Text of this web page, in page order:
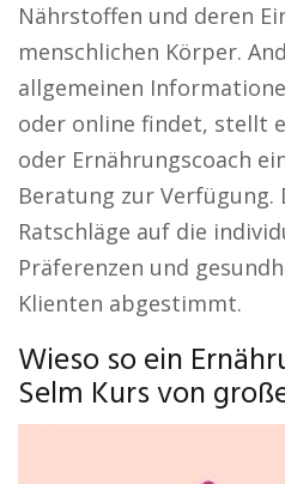
Nährstoffen und deren
menschlichen Körper.
allgemeinen
oder online findet, stellt
oder Ernährungscoach
Beratung zur Verfügung.
Ratschläge auf die
Präferenzen und
Klienten abgestimmt.
Wieso so ein
Selm Kurs von